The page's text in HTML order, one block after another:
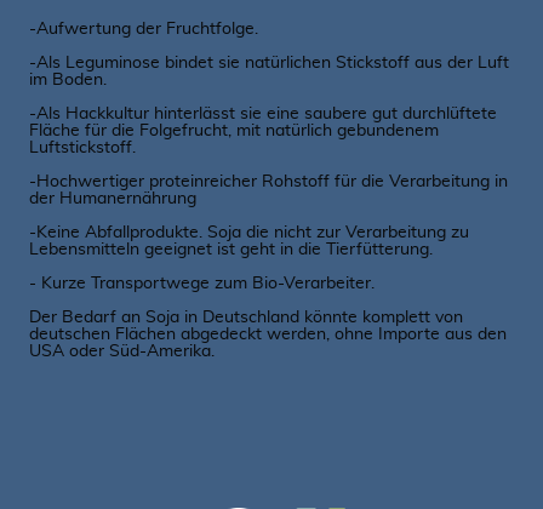
-Aufwertung der Fruchtfolge.
-Als Leguminose bindet sie natürlichen Stickstoff aus der Luft
im Boden.
-Als Hackkultur hinterlässt sie eine saubere gut durchlüftete
Fläche für die Folgefrucht, mit natürlich gebundenem
Luftstickstoff.
-Hochwertiger proteinreicher Rohstoff für die Verarbeitung in
der Humanernährung
-Keine Abfallprodukte. Soja die nicht zur Verarbeitung zu
Lebensmitteln geeignet ist geht in die Tierfütterung.
- Kurze Transportwege zum Bio-Verarbeiter.
Der Bedarf an Soja in Deutschland könnte komplett von
deutschen Flächen abgedeckt werden, ohne Importe aus den
USA oder Süd-Amerika.